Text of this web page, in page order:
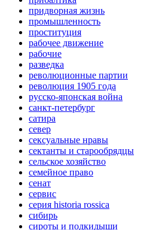
придворная жизнь
промышленность
проституция
рабочее движение
рабочие
разведка
революционные партии
революция 1905 года
русско-японская война
санкт-петербург
сатира
север
сексуальные нравы
сектанты и старообрядцы
сельское хозяйство
семейное право
сенат
сервис
серия historia rossica
сибирь
сироты и подкидыши